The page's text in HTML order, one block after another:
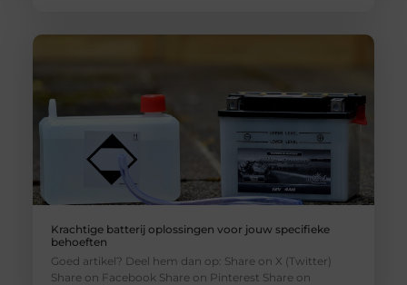
Krachtige batterij oplossingen voor jouw specifieke
behoeften
Goed artikel? Deel hem dan op: Share on X (Twitter)
Share on Facebook Share on Pinterest Share on